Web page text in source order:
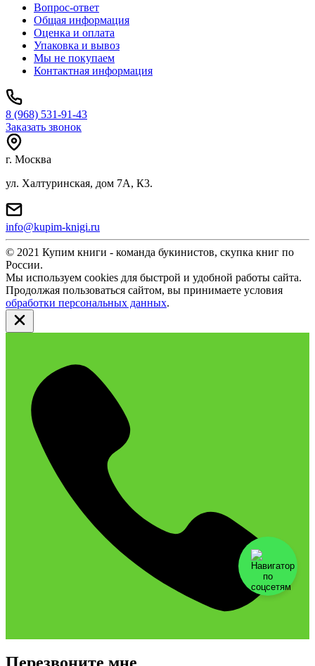
Вопрос-ответ
Общая информация
Оценка и оплата
Упаковка и вывоз
Мы не покупаем
Контактная информация
8 (968) 531-91-43
Заказать звонок
г. Москва
ул. Халтуринская, дом 7А, К3.
info@kupim-knigi.ru
© 2021 Купим книги - команда букинистов, скупка книг по
России.
Мы используем cookies для быстрой и удобной работы сайта.
Продолжая пользоваться сайтом, вы принимаете условия
обработки персональных данных.
Перезвоните мне